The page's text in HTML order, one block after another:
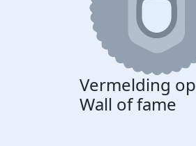
Vermelding op
Wall of fame